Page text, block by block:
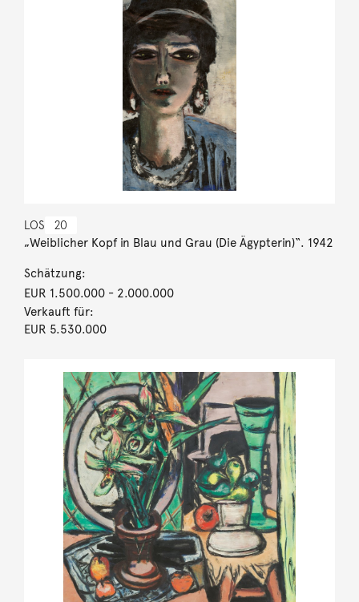
LOS 20
„Weiblicher Kopf in Blau und Grau (Die Ägypterin)“. 1942
Schätzung:
EUR 1.500.000- 2.000.000
Verkauft für:
EUR 5.530.000